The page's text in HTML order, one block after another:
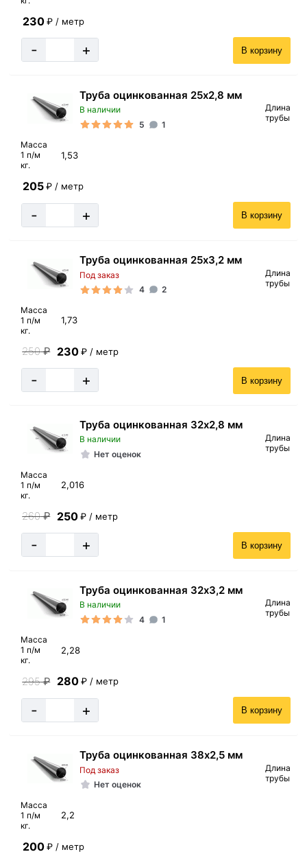
230 ₽ / метр
- + В корзину
Труба оцинкованная 25х2,8 мм
В наличии
5
1
Длина
трубы
Масса
1 п/м
кг.
1,53
205 ₽ / метр
- + В корзину
Труба оцинкованная 25х3,2 мм
Под заказ
4
2
Длина
трубы
Масса
1 п/м
кг.
1,73
250₽ 230 ₽ / метр
- + В корзину
Труба оцинкованная 32х2,8 мм
В наличии
Нет оценок
Длина
трубы
Масса
1 п/м
кг.
2,016
260₽ 250 ₽ / метр
- + В корзину
Труба оцинкованная 32х3,2 мм
В наличии
4
1
Длина
трубы
Масса
1 п/м
кг.
2,28
295₽ 280 ₽ / метр
- + В корзину
Труба оцинкованная 38х2,5 мм
Под заказ
Нет оценок
Длина
трубы
Масса
1 п/м
кг.
2,2
200 ₽ / метр